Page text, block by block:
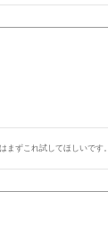
まずこれ試してほしいです。